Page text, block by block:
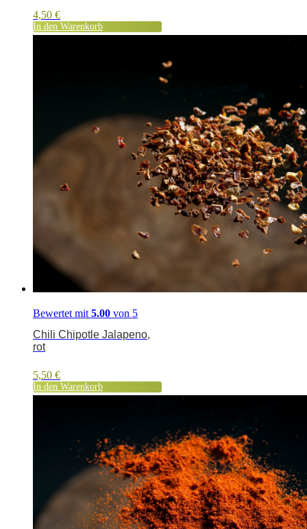
4,50 €
In den Warenkorb
Bewertet mit 5.00 von 5
Chili Chipotle Jalapeno,
rot
5,50 €
In den Warenkorb